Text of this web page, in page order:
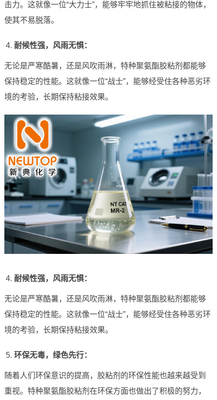
击力。这就像一位“大力士”，能够牢牢地抓住被粘接的物体，
使其不易脱落。
耐候性强，风雨无惧：
无论是严寒酷暑，还是风吹雨淋，特种聚氨酯胶粘剂都能够
保持稳定的性能。这就像一位“战士”，能够经受住各种恶劣环
境的考验，长期保持粘接效果。
耐候性强，风雨无惧：
无论是严寒酷暑，还是风吹雨淋，特种聚氨酯胶粘剂都能够
保持稳定的性能。这就像一位“战士”，能够经受住各种恶劣环
境的考验，长期保持粘接效果。
环保无毒，绿色先行：
随着人们环保意识的提高，胶粘剂的环保性能也越来越受到
重视。特种聚氨酯胶粘剂在环保方面也做出了积极的努力，